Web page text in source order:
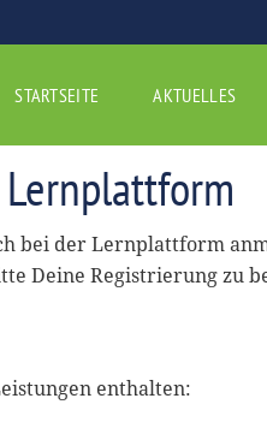
STARTSEITE AKTUELLES
bei der Lernplattform
Deine Registrierung zu
enthalten: